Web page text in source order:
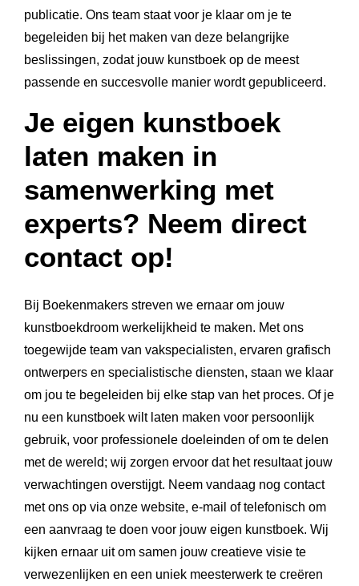
publicatie. Ons team staat voor je klaar om je te
begeleiden bij het maken van deze belangrijke
beslissingen, zodat jouw kunstboek op de meest
passende en succesvolle manier wordt gepubliceerd.
Je eigen kunstboek
laten maken in
samenwerking met
experts? Neem direct
contact op!
Bij Boekenmakers streven we ernaar om jouw
kunstboekdroom werkelijkheid te maken. Met ons
toegewijde team van vakspecialisten, ervaren grafisch
ontwerpers en specialistische diensten, staan we klaar
om jou te begeleiden bij elke stap van het proces. Of je
nu een kunstboek wilt laten maken voor persoonlijk
gebruik, voor professionele doeleinden of om te delen
met de wereld; wij zorgen ervoor dat het resultaat jouw
verwachtingen overstijgt. Neem vandaag nog contact
met ons op via onze website, e-mail of telefonisch om
een aanvraag te doen voor jouw eigen kunstboek. Wij
kijken ernaar uit om samen jouw creatieve visie te
verwezenlijken en een uniek meesterwerk te creëren